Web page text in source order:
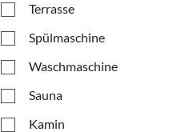
Terrasse
Spülmaschine
Waschmaschine
Sauna
Kamin